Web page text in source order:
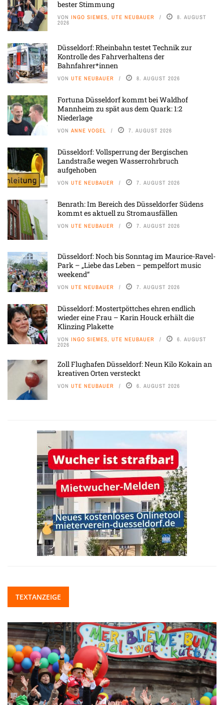
bester Stimmung
VON INGO SIEMES, UTE NEUBAUER 8. AUGUST
2026
Düsseldorf: Rheinbahn testet Technik zur
Kontrolle des Fahrverhaltens der
Bahnfahrer*innen
VON UTE NEUBAUER 8. AUGUST 2026
Fortuna Düsseldorf kommt bei Waldhof
Mannheim zu spät aus dem Quark: 1:2
Niederlage
VON ANNE VOGEL 7. AUGUST 2026
Düsseldorf: Vollsperrung der Bergischen
Landstraße wegen Wasserrohrbruch
aufgehoben
VON UTE NEUBAUER 7. AUGUST 2026
Benrath: Im Bereich des Düsseldorfer Südens
kommt es aktuell zu Stromausfällen
VON UTE NEUBAUER 7. AUGUST 2026
Düsseldorf: Noch bis Sonntag im Maurice-Ravel-
Park – „Liebe das Leben – pempelfort music
weekend“
VON UTE NEUBAUER 7. AUGUST 2026
Düsseldorf: Mostertpöttches ehren endlich
wieder eine Frau – Karin Houck erhält die
Klinzing Plakette
VON INGO SIEMES, UTE NEUBAUER 6. AUGUST
2026
Zoll Flughafen Düsseldorf: Neun Kilo Kokain an
kreativen Orten versteckt
VON UTE NEUBAUER 6. AUGUST 2026
TEXTANZEIGE